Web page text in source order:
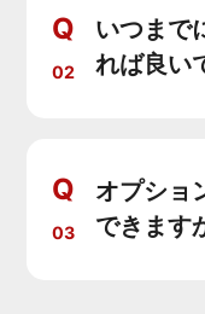
Q
02
いつまで
れば良い
Q
03
オプショ
できます